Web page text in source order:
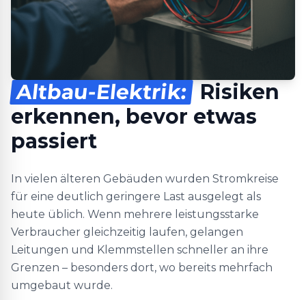
Altbau-Elektrik: Risiken
erkennen, bevor etwas
passiert
In vielen älteren Gebäuden wurden Stromkreise
für eine deutlich geringere Last ausgelegt als
heute üblich. Wenn mehrere leistungsstarke
Verbraucher gleichzeitig laufen, gelangen
Leitungen und Klemmstellen schneller an ihre
Grenzen – besonders dort, wo bereits mehrfach
umgebaut wurde.